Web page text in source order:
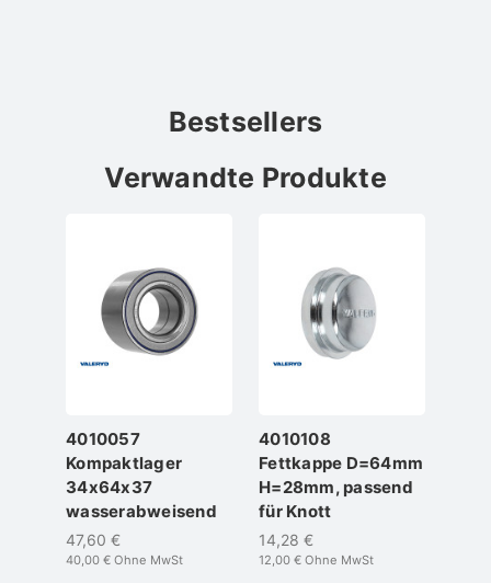
Bestsellers
Verwandte Produkte
4010057
Kompaktlager
34x64x37
wasserabweisend
47,60 €
40,00 € Ohne MwSt
4010108
Fettkappe D=64mm
H=28mm, passend
für Knott
14,28 €
12,00 € Ohne MwSt